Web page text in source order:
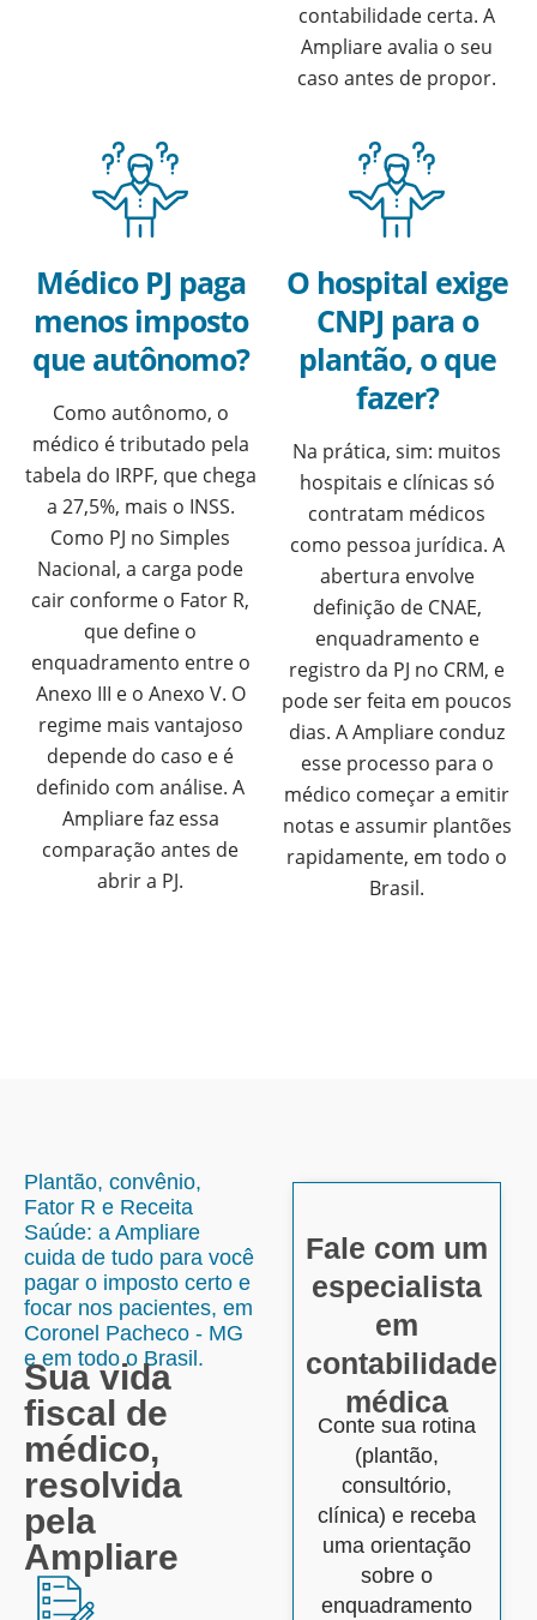
contabilidade certa. A
Ampliare avalia o seu
caso antes de propor.
Médico PJ paga
menos imposto
que autônomo?
Como autônomo, o
médico é tributado pela
tabela do IRPF, que chega
a 27,5%, mais o INSS.
Como PJ no Simples
Nacional, a carga pode
cair conforme o Fator R,
que define o
enquadramento entre o
Anexo III e o Anexo V. O
regime mais vantajoso
depende do caso e é
definido com análise. A
Ampliare faz essa
comparação antes de
abrir a PJ.
O hospital exige
CNPJ para o
plantão, o que
fazer?
Na prática, sim: muitos
hospitais e clínicas só
contratam médicos
como pessoa jurídica. A
abertura envolve
definição de CNAE,
enquadramento e
registro da PJ no CRM, e
pode ser feita em poucos
dias. A Ampliare conduz
esse processo para o
médico começar a emitir
notas e assumir plantões
rapidamente, em todo o
Brasil.
Plantão, convênio,
Fator R e Receita
Saúde: a Ampliare
cuida de tudo para você
pagar o imposto certo e
focar nos pacientes, em
Coronel Pacheco - MG
e em todo o Brasil.
Sua vida
fiscal de
médico,
resolvida
pela
Ampliare
Fale com um
especialista
em
contabilidade
médica
Conte sua rotina
(plantão,
consultório,
clínica) e receba
uma orientação
sobre o
enquadramento